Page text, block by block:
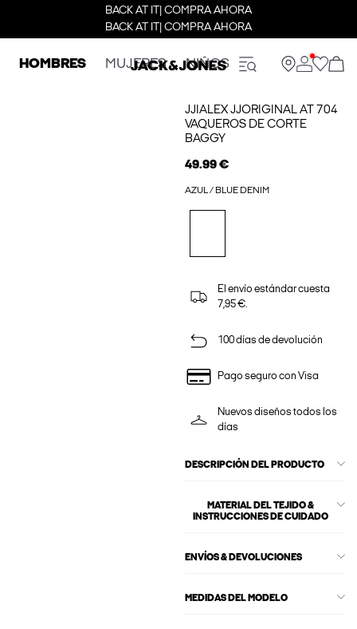
BACK AT IT| COMPRA AHORA
BACK AT IT| COMPRA AHORA
HOMBRES MUJERES NIÑOS
JJIALEX JJORIGINAL AT 704
VAQUEROS DE CORTE
BAGGY
49.99 €
AZUL / BLUE DENIM
El envío estándar cuesta
7,95 €.
100 días de devolución
Pago seguro con Visa
Nuevos diseños todos los
días
DESCRIPCIÓN DEL PRODUCTO
MATERIAL DEL TEJIDO &
INSTRUCCIONES DE CUIDADO
ENVÍOS & DEVOLUCIONES
MEDIDAS DEL MODELO